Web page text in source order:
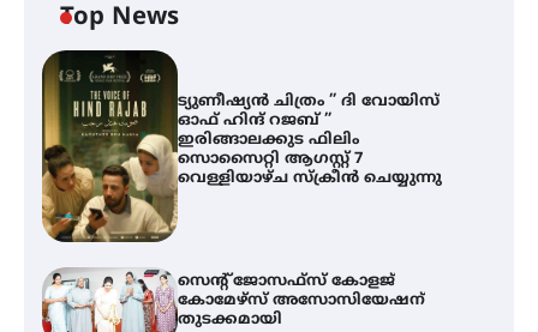
Top News
ട്യുണീഷ്യൻ ചിത്രം ” ദി വോയിസ്
ഓഫ് ഹിന്ദ് റജബ് ”
ഇരിങ്ങാലക്കുട ഫിലിം
സൊസൈറ്റി ആഗസ്റ്റ് 7
വെള്ളിയാഴ്ച സ്‌ക്രീൻ ചെയ്യുന്നു
സെന്റ് ജോസഫ്സ് കോളജ്
കോമേഴ്‌സ് അസോസിയേഷന്
തുടക്കമായി